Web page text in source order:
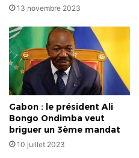
13 novembre 2023
Gabon : le président Ali
Bongo Ondimba veut
briguer un 3ème mandat
10 juillet 2023